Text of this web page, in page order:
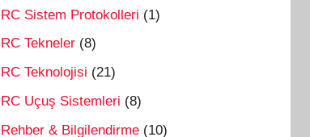
RC Sistem Protokolleri (1)
RC Tekneler (8)
RC Teknolojisi (21)
RC Uçuş Sistemleri (8)
Rehber & Bilgilendirme (10)